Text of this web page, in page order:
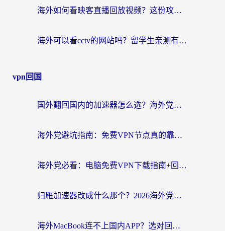
海外如何看映客直播回放视频？这份攻略帮你搞定（附腾讯优酷观看技巧）
海外可以看cctv的网站吗？留学生亲测有效的回国追剧方案
vpn回国
国外翻回国内的加速器怎么选？海外党亲测实用指南，告别地域限制
海外党避坑指南：免费VPN节点真的靠谱吗？教你选对回国加速器无缝访问国内资源
海外党必看：电脑免费VPN下载指南+回国加速器选择全攻略，告别地区限制
归雁加速器改成什么那个？2026海外党回国加速全攻略：告别地区限制，轻松刷剧玩游戏
海外MacBook连不上国内APP？选对回国VPN，告别地区限制的烦恼